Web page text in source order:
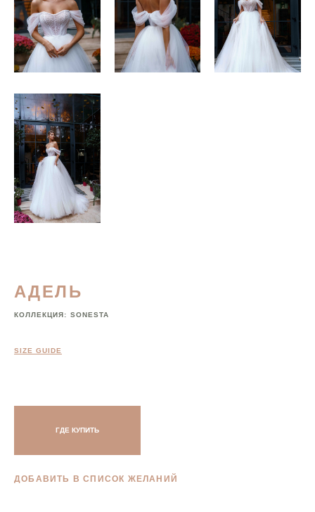
АДЕЛЬ
КОЛЛЕКЦИЯ: SONESTA
SIZE GUIDE
ГДЕ КУПИТЬ
ДОБАВИТЬ В СПИСОК ЖЕЛАНИЙ